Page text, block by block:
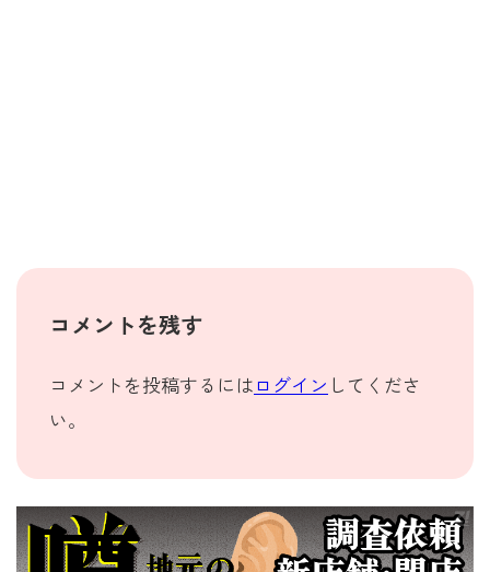
コメントを残す
コメントを投稿するには ログイン してくださ
い。